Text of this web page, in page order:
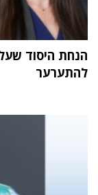
הנחת היסוד
להתערער